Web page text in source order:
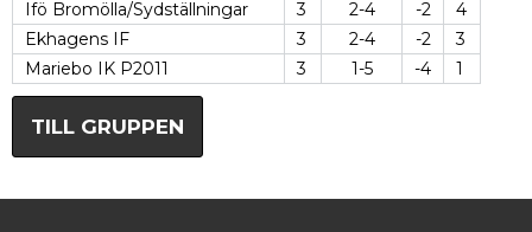
Ifö Bromölla/Sydställningar
3 2-4 -2
4
Ekhagens IF
3 2-4 -2
3
Mariebo IK P2011
3 1-5 -4 1
TILL GRUPPEN